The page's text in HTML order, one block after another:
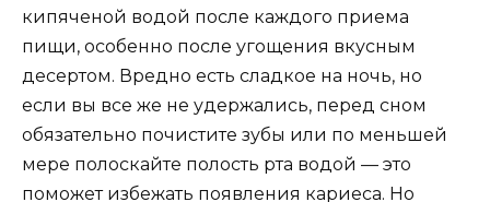
кипяченой водой после каждого приема
пищи, особенно после угощения вкусным
десертом. Вредно есть сладкое на ночь, но
если вы все же не удержались, перед сном
обязательно почистите зубы или по меньшей
мере полоскайте полость рта водой — это
поможет избежать появления кариеса. Но